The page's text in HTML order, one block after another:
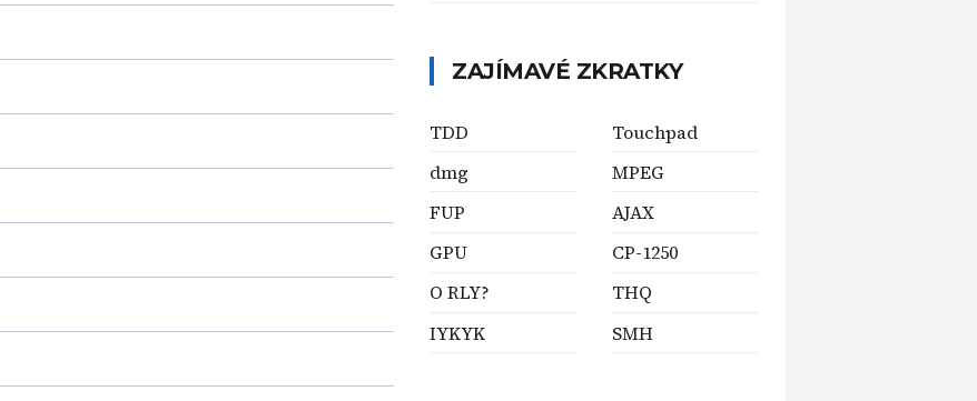
ZAJÍMAVÉ ZKRATKY
TDD
dmg
FUP
GPU
O RLY?
IYKYK
Touchpad
MPEG
AJAX
CP-1250
THQ
SMH